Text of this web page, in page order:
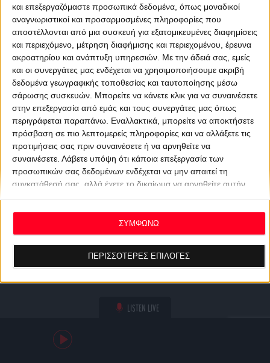
και επεξεργαζόμαστε προσωπικά δεδομένα, όπως μοναδικοί
αναγνωριστικοί και προσαρμοσμένες πληροφορίες που
αποστέλλονται από μια συσκευή για εξατομικευμένες διαφημίσεις
και περιεχόμενο, μέτρηση διαφήμισης και περιεχομένου, έρευνα
ακροατηρίου και ανάπτυξη υπηρεσιών. Με την άδειά σας, εμείς
και οι συνεργάτες μας ενδέχεται να χρησιμοποιήσουμε ακριβή
δεδομένα γεωγραφικής τοποθεσίας και ταυτοποίησης μέσω
σάρωσης συσκευών. Μπορείτε να κάνετε κλικ για να συναινέσετε
στην επεξεργασία από εμάς και τους συνεργάτες μας όπως
περιγράφεται παραπάνω. Εναλλακτικά, μπορείτε να αποκτήσετε
πρόσβαση σε πιο λεπτομερείς πληροφορίες και να αλλάξετε τις
προτιμήσεις σας πριν συναινέσετε ή να αρνηθείτε να
συναινέσετε. Λάβετε υπόψη ότι κάποια επεξεργασία των
προσωπικών σας δεδομένων ενδέχεται να μην απαιτεί τη
συγκατάθεσή σας, αλλά έχετε το δικαίωμα να αρνηθείτε αυτήν
ανακαλέσετε τη συγκατάθεσή σας ανά πάσα στιγμή
επιστρέφοντας σε αυτόν τον ιστότοπο και κάνοντας κλικ στο
κουμπί "Απορρήτου" στο κάτω μέρος της ιστοσελίδας.
ΠΕΡΙΣΣΟΤΕΡΕΣ ΕΠΙΛΟΓΕΣ
ΣΥΜΦΩΝΩ
LISTEN LIVE
About Offradio Business Class Terms & Conditions
Privacy Policy
Designed & developed byporcupine colors&Fotis Alexandrou